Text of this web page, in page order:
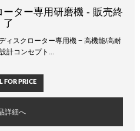
ター専用研磨機 - 販売終
了
ィスクローター専用機 − 高機能/高耐
計コンセプト...
詳細へ